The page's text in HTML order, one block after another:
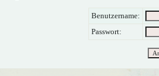
Benutzername:
Passwort: